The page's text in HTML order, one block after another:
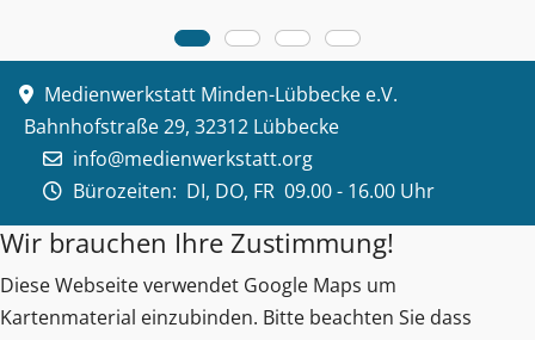
Medienwerkstatt Minden-Lübbecke e.V.
Bahnhofstraße 29, 32312 Lübbecke
info@medienwerkstatt.org
Bürozeiten: DI, DO, FR 09.00 - 16.00 Uhr
Wir brauchen Ihre Zustimmung!
Diese Webseite verwendet Google Maps um
Kartenmaterial einzubinden. Bitte beachten Sie dass